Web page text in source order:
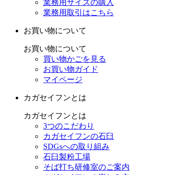
業務用サイズの購入
業務用取引はこちら
お買い物について
お買い物について
買い物かごを見る
お買い物ガイド
マイページ
カガセイフンとは
カガセイフンとは
3つのこだわり
カガセイフンの石臼
SDGsへの取り組み
石臼製粉工場
そば打ち研修室のご案内